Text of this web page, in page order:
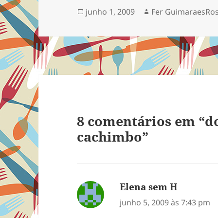
tudo isso faz parte da
Publicado
junho 1, 2009 Autor
Fer
8 comentários em
cachimbo”
Elena sem H
junho 5, 2009 às 7:43 pm